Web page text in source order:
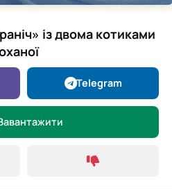
із двома котиками
Telegram